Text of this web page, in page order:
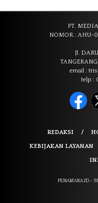
PT.
NOMOR : AHU-
Jl.
email :
telp :
REDAKSI
KEBIJAKAN LAYANAN
PENAMARA.ID -